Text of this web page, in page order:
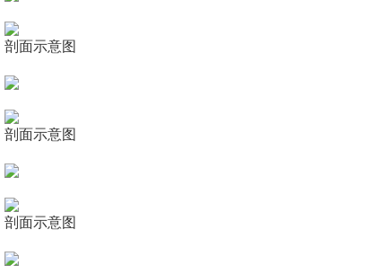
剖面示意图
剖面示意图
剖面示意图